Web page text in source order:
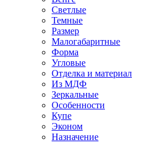
Светлые
Темные
Размер
Малогабаритные
Форма
Угловые
Отделка и материал
Из МДФ
Зеркальные
Особенности
Купе
Эконом
Назначение